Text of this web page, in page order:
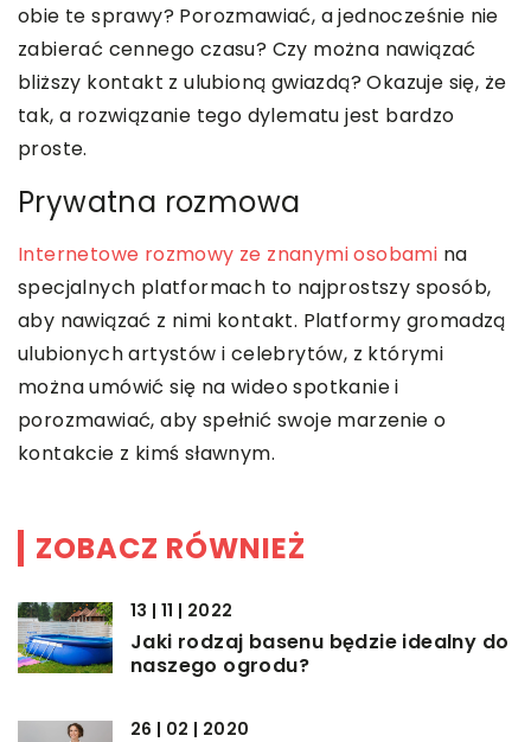
obie te sprawy? Porozmawiać, a jednocześnie nie
zabierać cennego czasu? Czy można nawiązać
bliższy kontakt z ulubioną gwiazdą? Okazuje się, że
tak, a rozwiązanie tego dylematu jest bardzo
proste.
Prywatna rozmowa
Internetowe rozmowy ze znanymi osobami na
specjalnych platformach to najprostszy sposób,
aby nawiązać z nimi kontakt. Platformy gromadzą
ulubionych artystów i celebrytów, z którymi
można umówić się na wideo spotkanie i
porozmawiać, aby spełnić swoje marzenie o
kontakcie z kimś sławnym.
ZOBACZ RÓWNIEŻ
13 | 11 | 2022
Jaki rodzaj basenu będzie idealny do
naszego ogrodu?
26 | 02 | 2020